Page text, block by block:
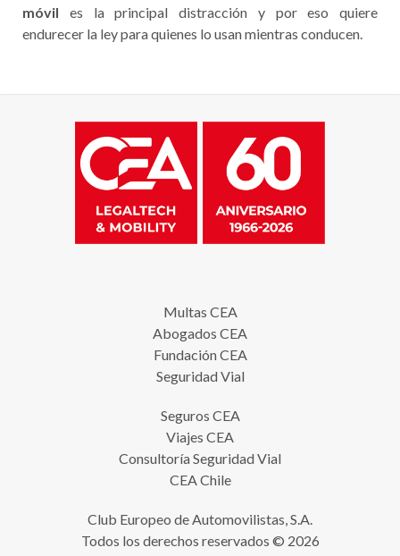
móvil es la principal distracción y por eso quiere
endurecer la ley para quienes lo usan mientras conducen.
Multas CEA
Abogados CEA
Fundación CEA
Seguridad Vial
Seguros CEA
Viajes CEA
Consultoría Seguridad Vial
CEA Chile
Club Europeo de Automovilistas, S.A.
Todos los derechos reservados © 2026